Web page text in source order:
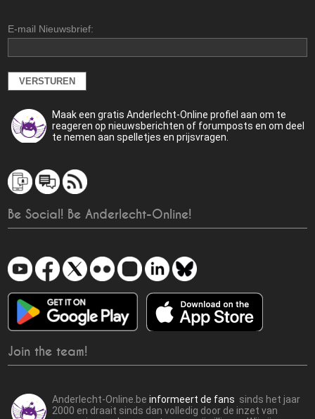
E-mail Nieuwsbrief:
Maak een gratis Anderlecht-Online profiel aan om te
reageren op nieuwsberichten of forumposts en om deel
te nemen aan spelletjes en prijsvragen.
Be Social! Be Anderlecht-Online!
Join the team!
Anderlecht-Online.beinformeert de fans sinds het jaar
2000 en draait sinds dan volledig door de inzet van